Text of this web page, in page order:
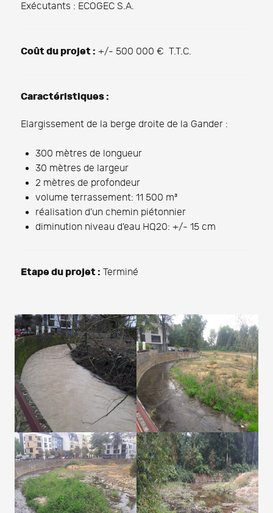
Exécutants : ECOGEC S.A.
Coût du projet : +/- 500 000 € T.T.C.
Caractéristiques :
Elargissement de la berge droite de la Gander :
300 mètres de longueur
30 mètres de largeur
2 mètres de profondeur
volume terrassement: 11 500 m³
réalisation d'un chemin piétonnier
diminution niveau d'eau HQ20: +/- 15 cm
Etape du projet : Terminé